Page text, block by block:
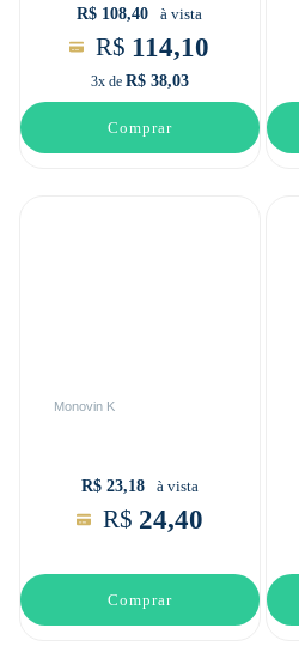
R$ 108,40 à vista
R$ 114,10
3x de R$ 38,03
Comprar
Monovin K
R$ 23,18 à vista
R$ 24,40
Comprar